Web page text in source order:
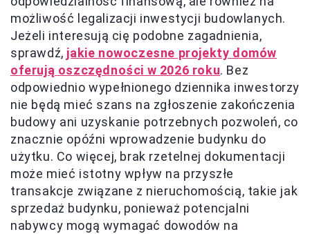
możliwość legalizacji inwestycji budowlanych.
Jeżeli interesują cię podobne zagadnienia,
sprawdź, jakie nowoczesne projekty domów
oferują oszczędności w 2026 roku. Bez
odpowiednio wypełnionego dziennika inwestorzy
nie będą mieć szans na zgłoszenie zakończenia
budowy ani uzyskanie potrzebnych pozwoleń, co
znacznie opóźni wprowadzenie budynku do
użytku. Co więcej, brak rzetelnej dokumentacji
może mieć istotny wpływ na przyszłe
transakcje związane z nieruchomością, takie jak
sprzedaż budynku, ponieważ potencjalni
nabywcy mogą wymagać dowodów na